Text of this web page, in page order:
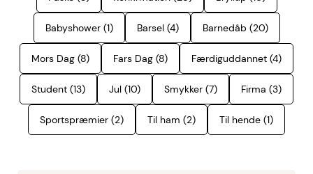
Babyshower (1) Barsel (4) Barnedåb (20)
Mors Dag (8) Fars Dag (8) Færdiguddannet (4)
Student (13) Jul (10) Smykker (7) Firma (3)
Sportspræmier (2) Til ham (2) Til hende (1)